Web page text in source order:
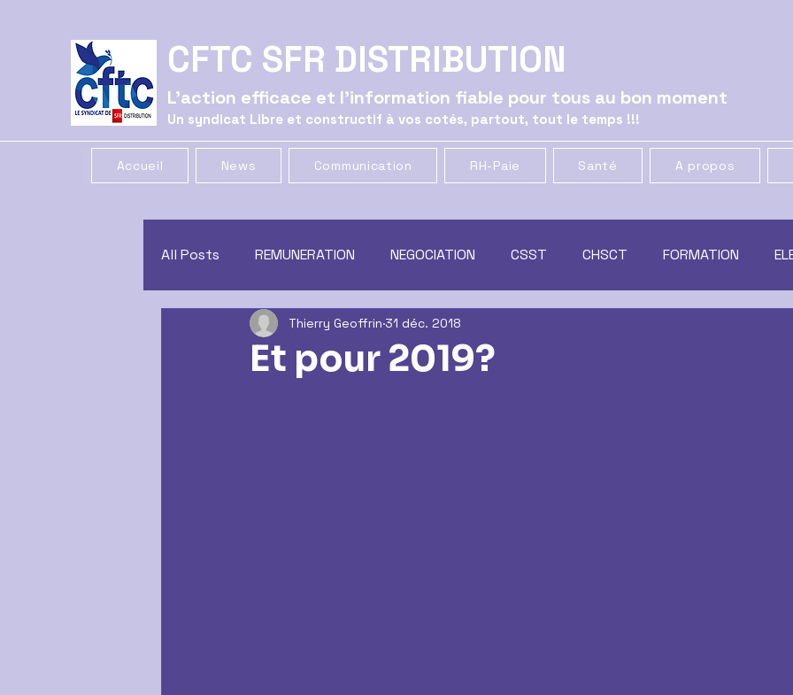
CFTC SFR DISTRIBUTION
L'action efficace et l'information fiable pour tous au bon moment
Un syndicat Libre et constructif à vos cotés, partout, tout le temps !!!
Accueil News Communication RH-Paie Santé A propos
All Posts REMUNERATION NEGOCIATION CSST CHSCT FORMATION
GREVE COMMUNICATION
Et pour 2019?
Thierry Geoffrin 31 déc. 2018